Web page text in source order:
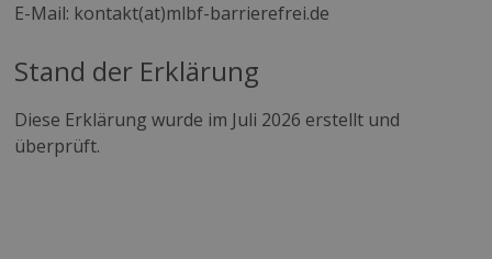
E-Mail: kontakt(at)mlbf-barrierefrei.de
Stand der Erklärung
Diese Erklärung wurde im Juli 2026 erstellt und
überprüft.